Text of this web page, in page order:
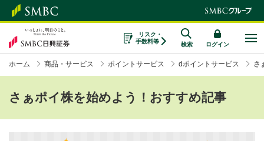
リスク・
手数料等
検索 ログイン
ホーム 商品・サービス ポイントサービス dポイントサービス さ
さぁポイ株を始めよう！おすすめ記事